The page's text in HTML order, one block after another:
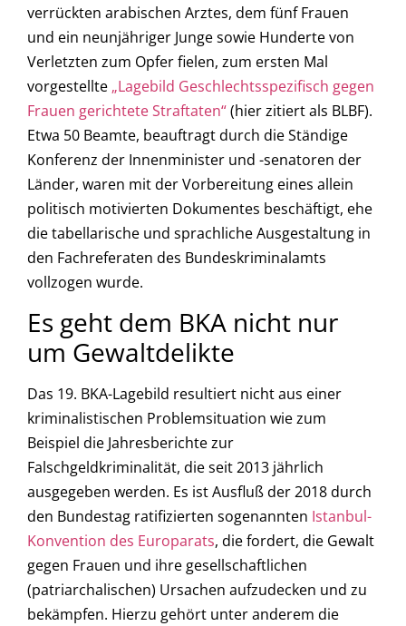
verrückten arabischen Arztes, dem fünf Frauen
und ein neunjähriger Junge sowie Hunderte von
Verletzten zum Opfer fielen, zum ersten Mal
vorgestellte „Lagebild Geschlechtsspezifisch gegen
Frauen gerichtete Straftaten“(hier zitiert als BLBF).
Etwa 50 Beamte, beauftragt durch die Ständige
Konferenz der Innenminister und -senatoren der
Länder, waren mit der Vorbereitung eines allein
politisch motivierten Dokumentes beschäftigt, ehe
die tabellarische und sprachliche Ausgestaltung in
den Fachreferaten des Bundeskriminalamts
vollzogen wurde.
Es geht dem BKA nicht nur
um Gewaltdelikte
Das 19. BKA-Lagebild resultiert nicht aus einer
kriminalistischen Problemsituation wie zum
Beispiel die Jahresberichte zur
Falschgeldkriminalität, die seit 2013 jährlich
ausgegeben werden. Es ist Ausfluß der 2018 durch
den Bundestag ratifizierten sogenannten Istanbul-
Konvention des Europarats, die fordert, die Gewalt
gegen Frauen und ihre gesellschaftlichen
(patriarchalischen) Ursachen aufzudecken und zu
bekämpfen. Hierzu gehört unter anderem die